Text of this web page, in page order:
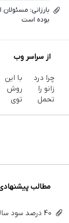
بارزانی:
بوده است
از سراسر وب
چرا درد
زانو را
تحمل
کن
با این
روش
توی
مطالب
40 درصد سود سالانه❗ از تورم جا نمونی😲